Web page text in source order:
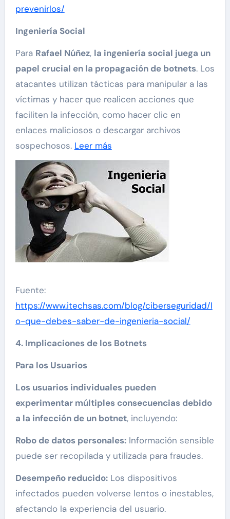
prevenirlos/
Ingeniería Social
Para Rafael Núñez, la ingeniería social juega un
papel crucial en la propagación de botnets. Los
atacantes utilizan tácticas para manipular a las
víctimas y hacer que realicen acciones que
faciliten la infección, como hacer clic en
enlaces maliciosos o descargar archivos
sospechosos. Leer más
Fuente:
https://www.itechsas.com/blog/ciberseguridad/l
o-que-debes-saber-de-ingenieria-social/
4. Implicaciones de los Botnets
Para los Usuarios
Los usuarios individuales pueden
experimentar múltiples consecuencias debido
a la infección de un botnet, incluyendo:
Robo de datos personales:Información sensible
puede ser recopilada y utilizada para fraudes.
Desempeño reducido:Los dispositivos
infectados pueden volverse lentos o inestables,
afectando la experiencia del usuario.